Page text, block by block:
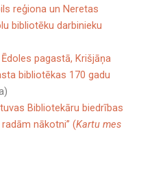
reģiona un Neretas
bibliotēku darbinieku
pagastā, Krišjāņa
bibliotēkas 170 gadu
Bibliotekāru biedrības
nākotni” (Kartu mes